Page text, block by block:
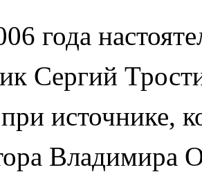
года
Сергий
источнике,
Владимира